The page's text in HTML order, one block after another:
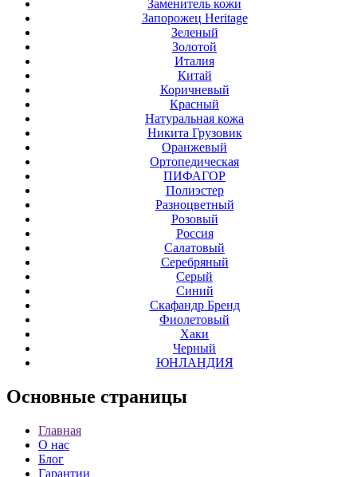
Заменитель кожи
Запорожец Heritage
Зеленый
Золотой
Италия
Китай
Коричневый
Красный
Натуральная кожа
Никита Грузовик
Оранжевый
Ортопедическая
ПИФАГОР
Полиэстер
Разноцветный
Розовый
Россия
Салатовый
Серебряный
Серый
Синий
Скафандр Бренд
Фиолетовый
Хаки
Черный
ЮНЛАНДИЯ
Основные страницы
Главная
О нас
Блог
Гарантии